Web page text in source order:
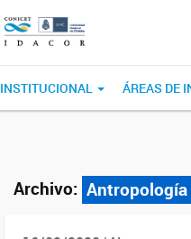
INSTITUCIONAL ÁREAS DE
Archivo: Antropología